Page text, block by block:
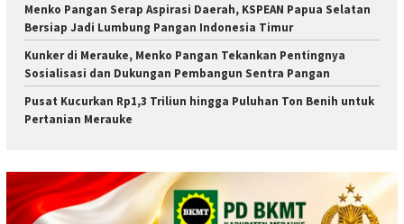
Menko Pangan Serap Aspirasi Daerah, KSPEAN Papua Selatan
Bersiap Jadi Lumbung Pangan Indonesia Timur
Kunker di Merauke, Menko Pangan Tekankan Pentingnya
Sosialisasi dan Dukungan Pembangun Sentra Pangan
Pusat Kucurkan Rp1,3 Triliun hingga Puluhan Ton Benih untuk
Pertanian Merauke